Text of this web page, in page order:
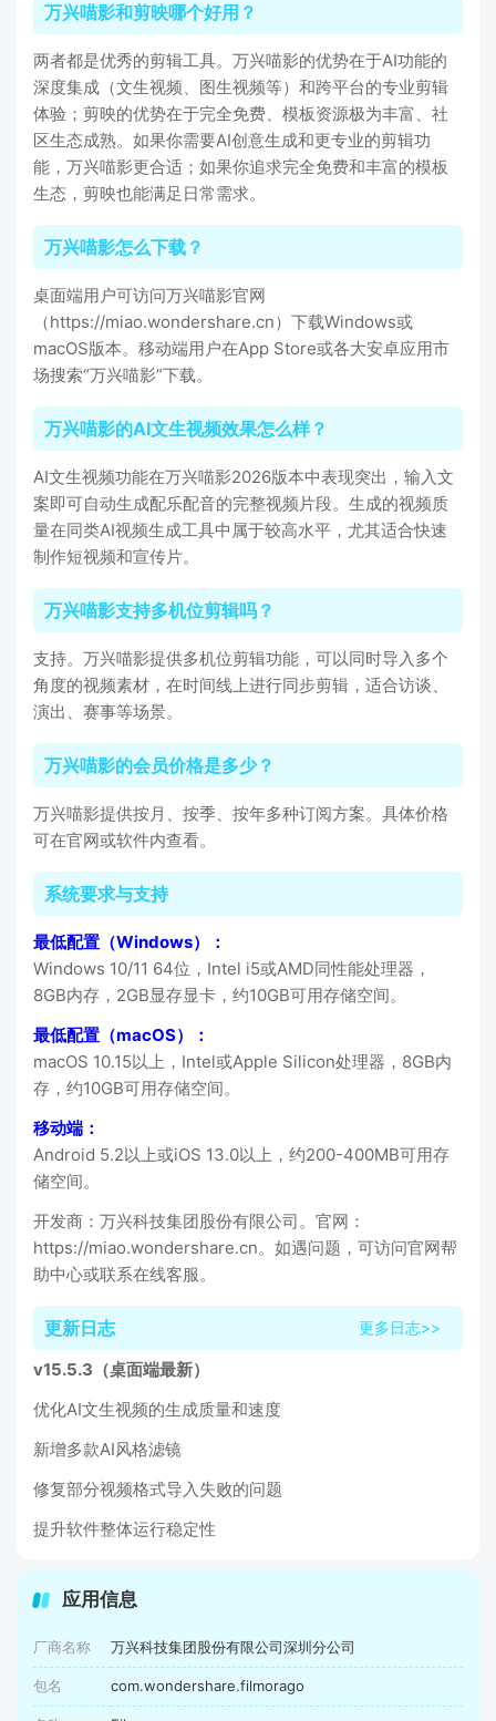
万兴喵影和剪映哪个好用？
两者都是优秀的剪辑工具。万兴喵影的优势在于AI功能的
深度集成（文生视频、图生视频等）和跨平台的专业剪辑
体验；剪映的优势在于完全免费、模板资源极为丰富、社
区生态成熟。如果你需要AI创意生成和更专业的剪辑功
能，万兴喵影更合适；如果你追求完全免费和丰富的模板
生态，剪映也能满足日常需求。
万兴喵影怎么下载？
桌面端用户可访问万兴喵影官网
（https://miao.wondershare.cn）下载Windows或
macOS版本。移动端用户在App Store或各大安卓应用市
场搜索“万兴喵影”下载。
万兴喵影的AI文生视频效果怎么样？
AI文生视频功能在万兴喵影2026版本中表现突出，输入文
案即可自动生成配乐配音的完整视频片段。生成的视频质
量在同类AI视频生成工具中属于较高水平，尤其适合快速
制作短视频和宣传片。
万兴喵影支持多机位剪辑吗？
支持。万兴喵影提供多机位剪辑功能，可以同时导入多个
角度的视频素材，在时间线上进行同步剪辑，适合访谈、
演出、赛事等场景。
万兴喵影的会员价格是多少？
万兴喵影提供按月、按季、按年多种订阅方案。具体价格
可在官网或软件内查看。
系统要求与支持
最低配置（Windows）：
Windows 10/11 64位，Intel i5或AMD同性能处理器，
8GB内存，2GB显存显卡，约10GB可用存储空间。
最低配置（macOS）：
macOS 10.15以上，Intel或Apple Silicon处理器，8GB内
存，约10GB可用存储空间。
移动端：
Android 5.2以上或iOS 13.0以上，约200-400MB可用存
储空间。
开发商：万兴科技集团股份有限公司。官网：
https://miao.wondershare.cn。如遇问题，可访问官网帮
助中心或联系在线客服。
更新日志 更多日志>>
v15.5.3（桌面端最新）
优化AI文生视频的生成质量和速度
新增多款AI风格滤镜
修复部分视频格式导入失败的问题
提升软件整体运行稳定性
应用信息
厂商名称 万兴科技集团股份有限公司深圳分公司
包名 com.wondershare.filmorago